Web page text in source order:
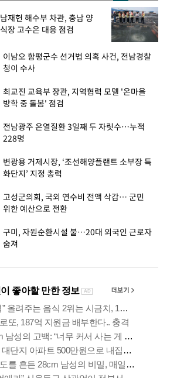
남재헌 해수부 차관, 충남 양
식장 고수온 대응 점검
이남오 함평군수 선거법 의혹 사건, 전남경찰
청이 수사
최교진 교육부 장관, 지역협력 모델 '온마을
방학 중 돌봄' 점검
전남광주 온열질환 3일째 두 자릿수…누적
228명
변광용 거제시장, ‘조선해양플랜트 소부장 특
화단지’ 지정 총력
고성군의회, 국외 연수비 전액 삭감… 군민
위한 예산으로 전환
구미, 자원순환시설 불…20대 외국인 근로자
숨져